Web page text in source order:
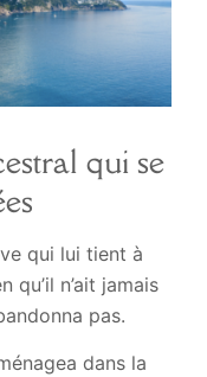
qui se
qui lui tient à
n’ait jamais
pas.
dans la